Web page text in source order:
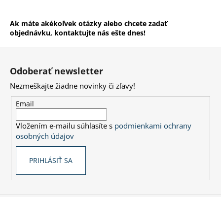
Ak máte akékoľvek otázky alebo chcete zadať
objednávku, kontaktujte nás ešte dnes!
Z
Odoberať newsletter
Nezmeškajte žiadne novinky či zľavy!
Email
Vložením e-mailu súhlasíte s podmienkami ochrany
osobných údajov
PRIHLÁSIŤ SA